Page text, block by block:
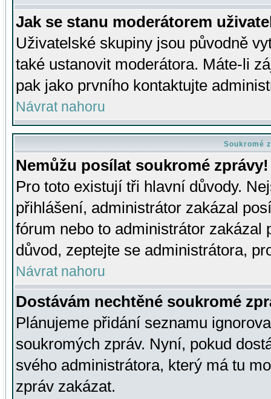
Jak se stanu moderátorem
Uživatelské skupiny jsou původně
také ustanovit moderátora. Máte-li
pak jako prvního kontaktujte
Návrat nahoru
Soukromé
Nemůžu posílat soukromé zprávy!
Pro toto existují tři hlavní důvody.
přihlášení, administrátor zakázal
fórum nebo to administrátor zakázal
důvod, zeptejte se administrátora,
Návrat nahoru
Dostávám nechtěné soukromé
Plánujeme přidání seznamu
soukromých zpráv. Nyní, pokud
svého administrátora, který má tu
zpráv zakázat.